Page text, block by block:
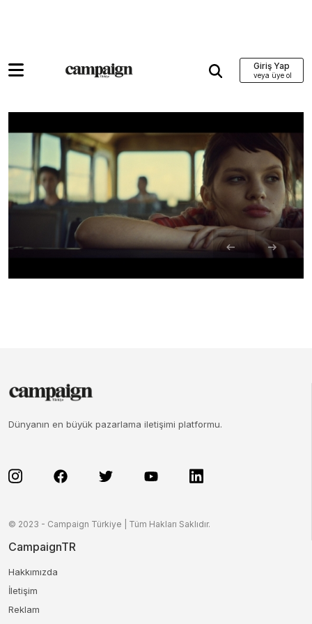
Giriş Yap
Dünyanın en büyük pazarlama iletişimi platformu.
© 2023 - Campaign Türkiye | Tüm Hakları Saklıdır.
CampaignTR
Hakkımızda
İletişim
Reklam